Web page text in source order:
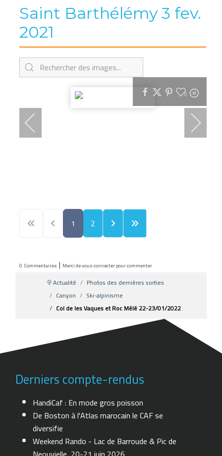
Saint Barthélémy 3 fev.
2021
0
1 2
0 Commentaires | Merci de vous connecter pour commenter
Actualité
Photos des dernières sorties
Canyon
Ski-alpinisme
Col de les Vaques et Roc Mélé 22-23/01/2022
Derniers compte-rendus
HandiCaf : En mode gros poisson
De Boston à l'Atlas marocain le CAF se
diversifie
Weekend Rando - Lac de Barroude & Pic de